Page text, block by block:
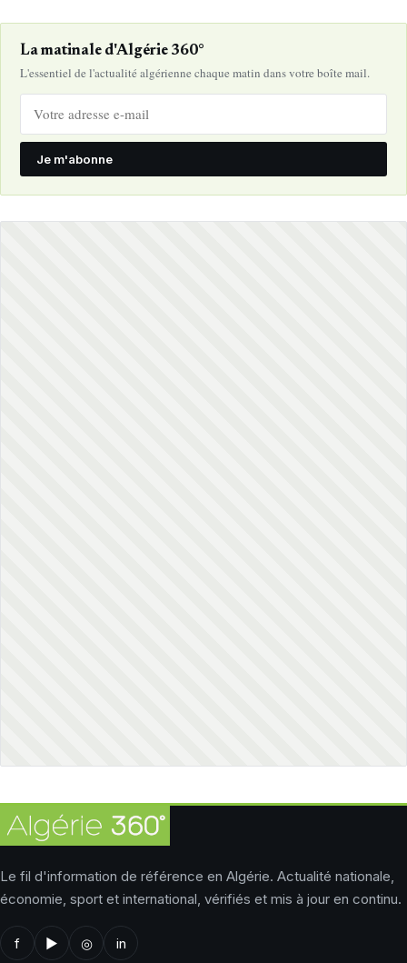
La matinale d'Algérie 360°
L'essentiel de l'actualité algérienne chaque matin dans votre boîte mail.
Je m'abonne
Le fil d'information de référence en Algérie. Actualité nationale,
économie, sport et international, vérifiés et mis à jour en continu.
f ▶ ◎ in